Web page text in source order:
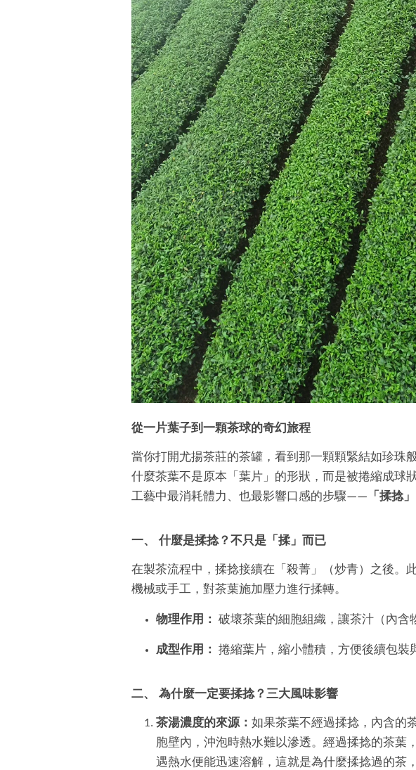
從一片葉子到一顆茶球的奇幻旅程
當你打開尤揚茶莊的茶罐，看到那一顆顆緊結如珍珠
什麼茶葉不是原本「葉片」的形狀，而是被捲縮成球
工藝中最消耗體力、也最影響口感的步驟—— 「揉捻」
一、 什麼是揉捻？不只是「揉」而已
在製茶流程中，揉捻接續在「殺菁」（炒青）之後。
機械或手工，對茶葉施加壓力進行揉轉。
物理作用： 破壞茶葉的細胞組織，讓茶汁（內含
成型作用： 捲縮葉片，縮小體積，方便後續包裝
二、 為什麼一定要揉捻？三大風味影響
茶湯濃度的來源： 如果茶葉不經過揉捻，內含的
胞壁內，沖泡時熱水難以滲透。經過揉捻的茶葉
遇熱水便能迅速溶解，這就是為什麼揉捻過的茶